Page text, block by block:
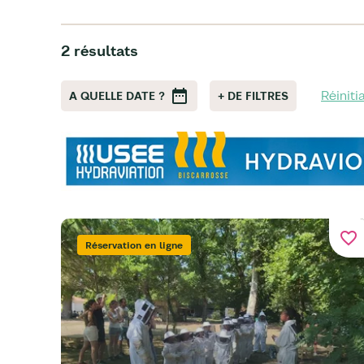
2 résultats
A QUELLE DATE ? + DE FILTRES
favorite_border
Réservation en ligne